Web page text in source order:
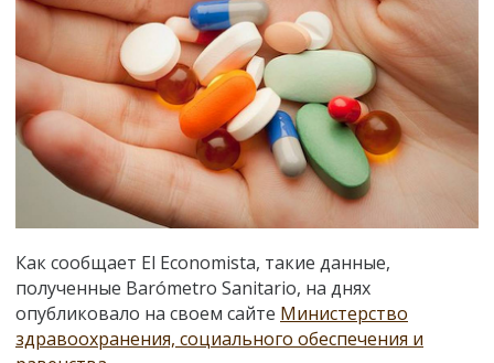
Как сообщает El Economista, такие данные,
полученные Barómetro Sanitario, на днях
опубликовало на своем сайте Министерство
здравоохранения, социального обеспечения и